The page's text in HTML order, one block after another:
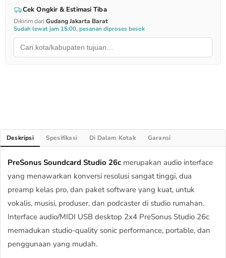
Cek Ongkir & Estimasi Tiba
Dikirim dari Gudang Jakarta Barat
Sudah lewat jam 15:00, pesanan diproses besok
Deskripsi Spesifikasi Di Dalam Kotak Garansi
PreSonus Soundcard Studio 26c merupakan audio interface
yang menawarkan konversi resolusi sangat tinggi, dua
preamp kelas pro, dan paket software yang kuat, untuk
vokalis, musisi, produser, dan podcaster di studio rumahan.
Interface audio/MIDI USB desktop 2x4 PreSonus Studio 26c
memadukan studio-quality sonic performance, portable, dan
penggunaan yang mudah.